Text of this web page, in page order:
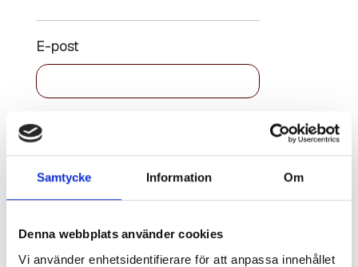
Samtycke Information Om
Denna webbplats använder cookies
Vi använder enhetsidentifierare för att anpassa innehållet
E-post
Lösenord
Kom ihåg
Återställ